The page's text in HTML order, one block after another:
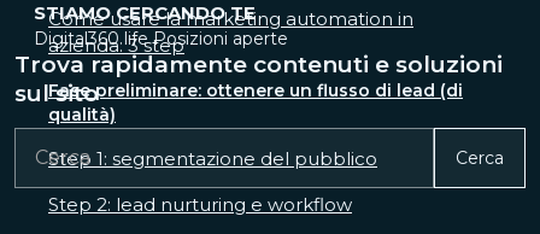
STIAMO CERCANDO TE
Digital360 life Posizioni aperte
Trova rapidamente contenuti e soluzioni
sul sito
Cerca
Come usare la marketing automation in
azienda: 3 step
Fase preliminare: ottenere un flusso di lead (di
qualità)
Step 1: segmentazione del pubblico
Step 2: lead nurturing e workflow